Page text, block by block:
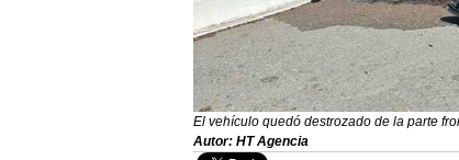
El vehículo quedó destrozado de la parte
Autor: HT Agencia